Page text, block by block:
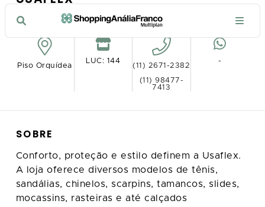
VER NO MAPA
Piso Orquídea
LUC: 144
(11) 2671-2382
(11) 98477-
7413
-
SOBRE
Conforto, proteção e estilo definem a Usaflex.
A loja oferece diversos modelos de tênis,
sandálias, chinelos, scarpins, tamancos, slides,
mocassins, rasteiras e até calçados